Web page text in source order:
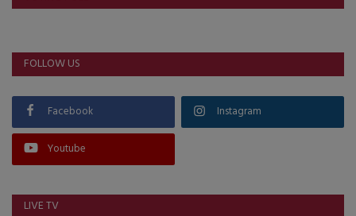
FOLLOW US
Facebook Instagram
Youtube
LIVE TV